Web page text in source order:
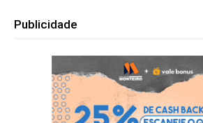
Publicidade